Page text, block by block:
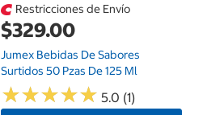
Restricciones de Envío
$329.00
Jumex Bebidas De Sabores
Surtidos 50 Pzas De 125 Ml
★★★★★
★★★★★ 5.0 (1)